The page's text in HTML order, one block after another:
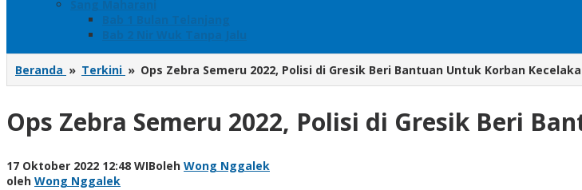
Sang Maharani
Bab 1 Bulan Telanjang
Bab 2 Nir Wuk Tanpa Jalu
Beranda » Terkini » Ops Zebra Semeru 2022, Polisi di Gresik Beri Bantuan Untuk Korban
Ops Zebra Semeru 2022, Polisi di Gresik Beri
17 Oktober 2022 12:48 WIBoleh Wong Nggalek
oleh Wong Nggalek